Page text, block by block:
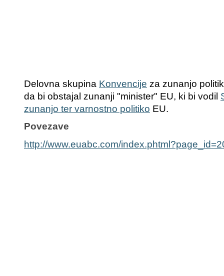
Delovna skupina Konvencije za zunanjo
da bi obstajal zunanji "minister" EU, ki bi vodil
zunanjo ter varnostno politiko EU.
Povezave
http://www.euabc.com/